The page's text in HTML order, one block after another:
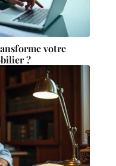
votre
?